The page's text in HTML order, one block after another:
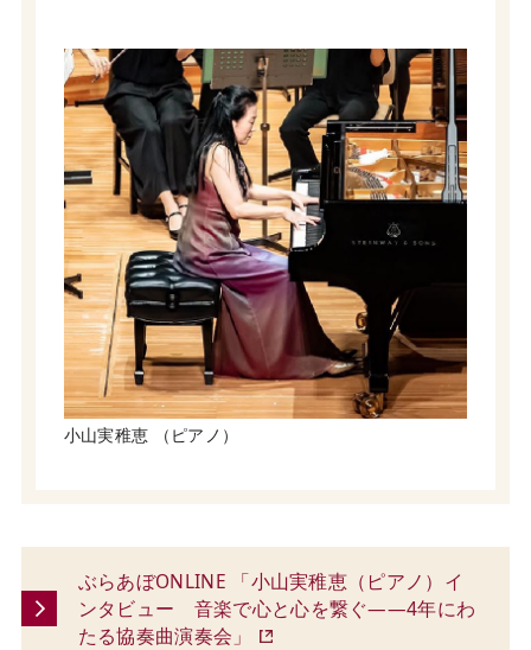
小山実稚恵 （ピアノ）
ぶらあぼONLINE 「小山実稚恵（ピアノ）イ
ンタビュー 音楽で心と心を繋ぐ——4年にわ
たる協奏曲演奏会」